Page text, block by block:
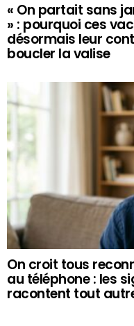
« On partait sans
» : pourquoi ces
désormais leur
boucler la valise
On croit tous
au téléphone : les
racontent tout